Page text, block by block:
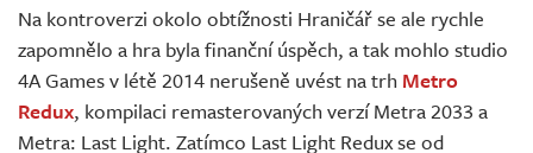
Na kontroverzi okolo obtížnosti Hraničář se ale rychle
zapomnělo a hra byla finanční úspěch, a tak mohlo studio
4A Games v létě 2014 nerušeně uvést na trh Metro
Redux, kompilaci remasterovaných verzí Metra 2033 a
Metra: Last Light. Zatímco Last Light Redux se od